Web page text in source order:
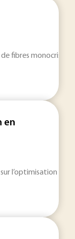
fibres
en
l’optimisation